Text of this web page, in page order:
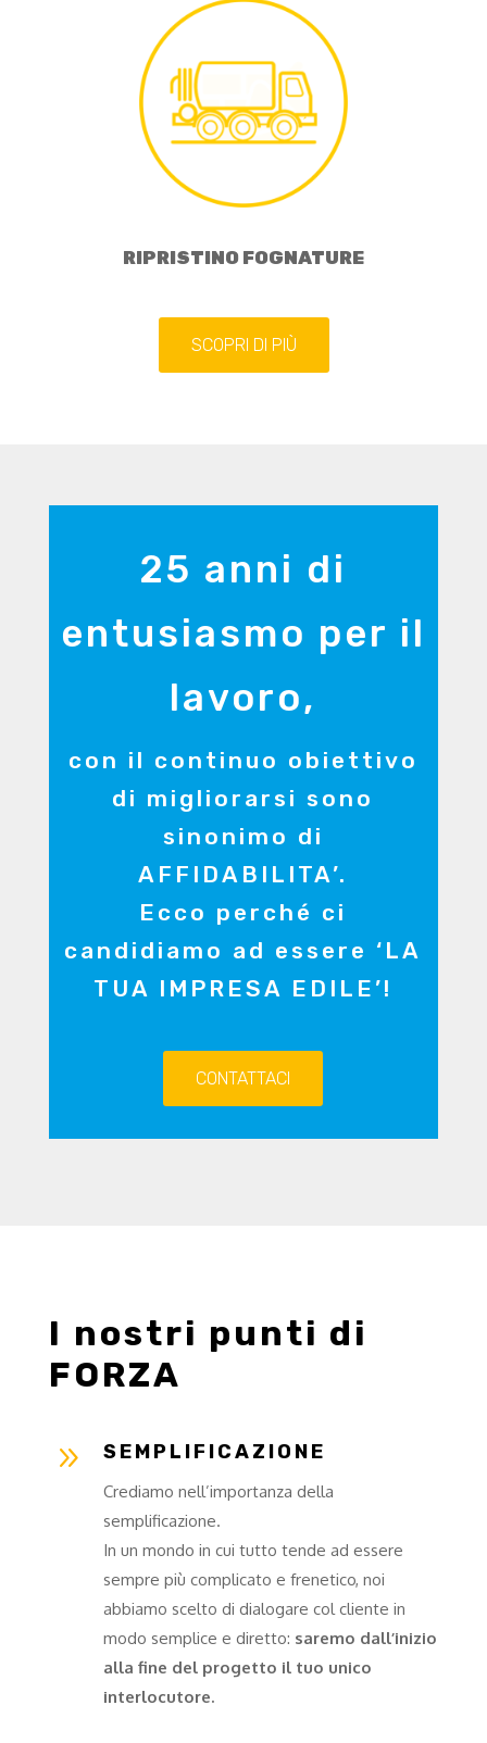
RIPRISTINO FOGNATURE
SCOPRI DI PIÙ
25 anni di
entusiasmo per il
lavoro,
con il continuo obiettivo
di migliorarsi sono
sinonimo di
AFFIDABILITA’.
Ecco perché ci
candidiamo ad essere ‘LA
TUA IMPRESA EDILE’!
CONTATTACI
I nostri punti di
FORZA
9 SEMPLIFICAZIONE
Crediamo nell’importanza della
semplificazione.
In un mondo in cui tutto tende ad essere
sempre più complicato e frenetico, noi
abbiamo scelto di dialogare col cliente in
modo semplice e diretto: saremo dall’inizio
alla fine del progetto il tuo unico
interlocutore.